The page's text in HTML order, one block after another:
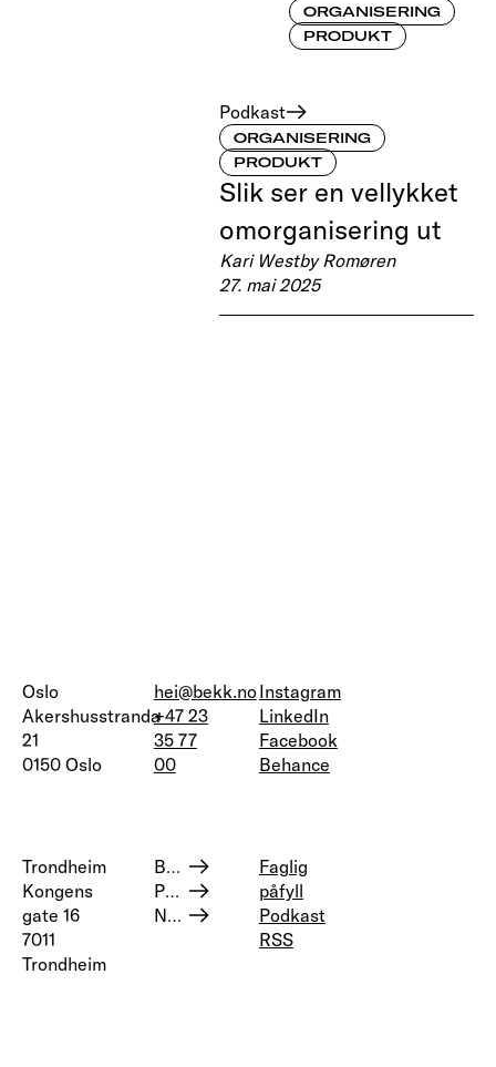
ORGANISERING
PRODUKT
Podkast
ORGANISERING
PRODUKT
Slik ser en vellykket
omorganisering ut
Kari Westby Romøren
27. mai 2025
Oslo
Akershusstranda
21
0150 Oslo
Trondheim
Kongens
gate 16
7011
Trondheim
hei@bekk.no
+47 23
35 77
00
Bærekraft og samfunnsansvar
Personvern
Nettstedskart
Instagram
LinkedIn
Facebook
Behance
Faglig
påfyll
Podkast
RSS